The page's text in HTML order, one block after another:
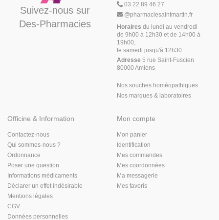
Suivez-nous sur
Des-Pharmacies
03 22 89 46 27
@pharmaciesaintmartin.fr
Horaires du lundi au vendredi
de 9h00 à 12h30 et de 14h00 à
19h00,
le samedi jusqu'à 12h30
Adresse 5 rue Saint-Fuscien
80000 Amiens
Nos souches homéopathiques
Nos marques & laboratoires
Officine & Information
Contactez-nous
Qui sommes-nous ?
Ordonnance
Poser une question
Informations médicaments
Déclarer un effet indésirable
Mentions légales
CGV
Données personnelles
Mon compte
Mon panier
Identification
Mes commandes
Mes coordonnées
Ma messagerie
Mes favoris